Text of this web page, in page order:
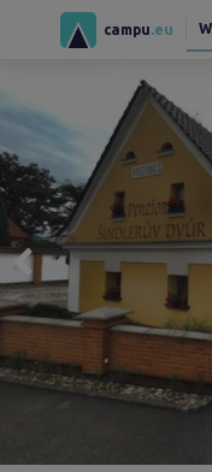
campu .eu